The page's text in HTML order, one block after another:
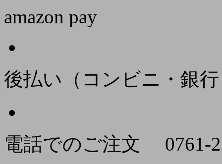
amazon pay
後払い（コンビニ・銀
電話でのご注文
0761-